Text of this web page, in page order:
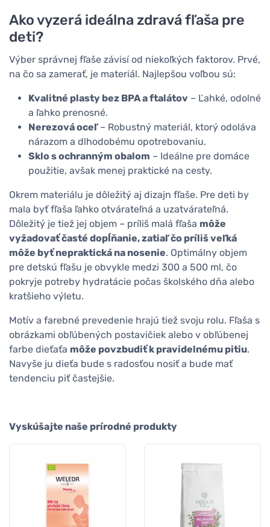
Ako vyzerá ideálna zdravá fľaša pre
deti?
Výber správnej fľaše závisí od niekoľkých faktorov. Prvé,
na čo sa zamerať, je materiál. Najlepšou voľbou sú:
Kvalitné plasty bez BPA a ftalátov – Ľahké, odolné
a ľahko prenosné.
Nerezová oceľ– Robustný materiál, ktorý odoláva
nárazom a dlhodobému opotrebovaniu.
Sklo s ochranným obalom – Ideálne pre domáce
použitie, avšak menej praktické na cesty.
Okrem materiálu je dôležitý aj dizajn fľaše. Pre deti by
mala byť fľaša ľahko otvárateľná a uzatvárateľná.
Dôležitý je tiež jej objem – príliš malá fľaša môže
vyžadovať časté dopĺňanie, zatiaľ čo príliš veľká
môže byť nepraktická na nosenie. Optimálny objem
pre detskú fľašu je obvykle medzi 300 a 500 ml, čo
pokryje potreby hydratácie počas školského dňa alebo
kratšieho výletu.
Motív a farebné prevedenie hrajú tiež svoju rolu. Fľaša s
obrázkami obľúbených postavičiek alebo v obľúbenej
farbe dieťaťa môže povzbudiť k pravidelnému pitiu.
Navyše ju dieťa bude s radosťou nosiť a bude mať
tendenciu piť častejšie.
Vyskúšajte naše prírodné produkty